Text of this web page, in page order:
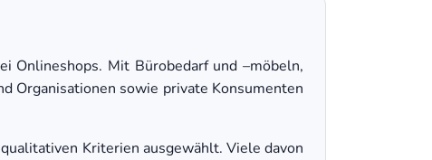
Onlineshops. Mit Bürobedarf und –möbeln,
Organisationen sowie private Konsumenten
Kriterien ausgewählt. Viele davon